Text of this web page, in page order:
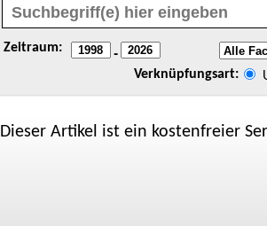
Zeitraum: -
Verknüpfungsart:
Dieser Artikel ist ein kostenfreier